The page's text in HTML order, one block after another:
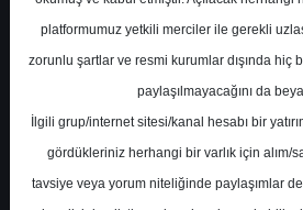
En Yüksek Tahmin
platformumuz yetkili merciler ile gerekli
zorunlu şartlar ve resmi kurumlar dışında hiç
paylaşılmayacağını da
İlgili grup/internet sitesi/kanal hesabı bir
gördükleriniz herhangi bir varlık için alım/
tavsiye veya yorum niteliğinde paylaşımlar